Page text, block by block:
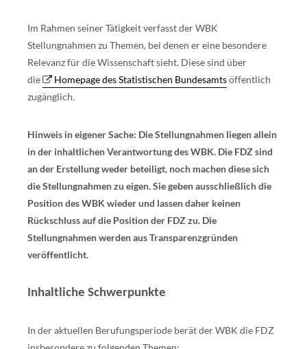
Im Rahmen seiner Tätigkeit verfasst der WBK
Stellungnahmen zu Themen, bei denen er eine besondere
Relevanz für die Wissenschaft sieht. Diese sind über
die
Homepage des Statistischen Bundesamtsöffentlich
zugänglich.
Hinweis in eigener Sache: Die Stellungnahmen liegen allein
in der inhaltlichen Verantwortung des WBK. Die FDZ sind
an der Erstellung weder beteiligt, noch machen diese sich
die Stellungnahmen zu eigen. Sie geben ausschließlich die
Position des WBK wieder und lassen daher keinen
Rückschluss auf die Position der FDZ zu. Die
Stellungnahmen werden aus Transparenzgründen
veröffentlicht.
Inhaltliche Schwerpunkte
In der aktuellen Berufungsperiode berät der WBK die FDZ